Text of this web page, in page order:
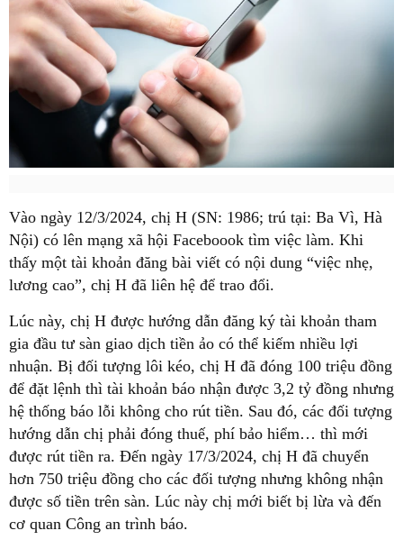
Vào ngày 12/3/2024, chị H (SN: 1986; trú tại: Ba Vì, Hà
Nội) có lên mạng xã hội Faceboook tìm việc làm. Khi
thấy một tài khoản đăng bài viết có nội dung “việc nhẹ,
lương cao”, chị H đã liên hệ để trao đổi.
Lúc này, chị H được hướng dẫn đăng ký tài khoản tham
gia đầu tư sàn giao dịch tiền ảo có thể kiếm nhiều lợi
nhuận. Bị đối tượng lôi kéo, chị H đã đóng 100 triệu đồng
để đặt lệnh thì tài khoản báo nhận được 3,2 tỷ đồng nhưng
hệ thống báo lỗi không cho rút tiền. Sau đó, các đối tượng
hướng dẫn chị phải đóng thuế, phí bảo hiểm… thì mới
được rút tiền ra. Đến ngày 17/3/2024, chị H đã chuyển
hơn 750 triệu đồng cho các đối tượng nhưng không nhận
được số tiền trên sàn. Lúc này chị mới biết bị lừa và đến
cơ quan Công an trình báo.